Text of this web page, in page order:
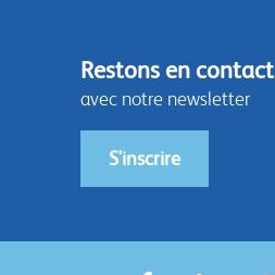
Restons en contact
avec notre newsletter
S'inscrire